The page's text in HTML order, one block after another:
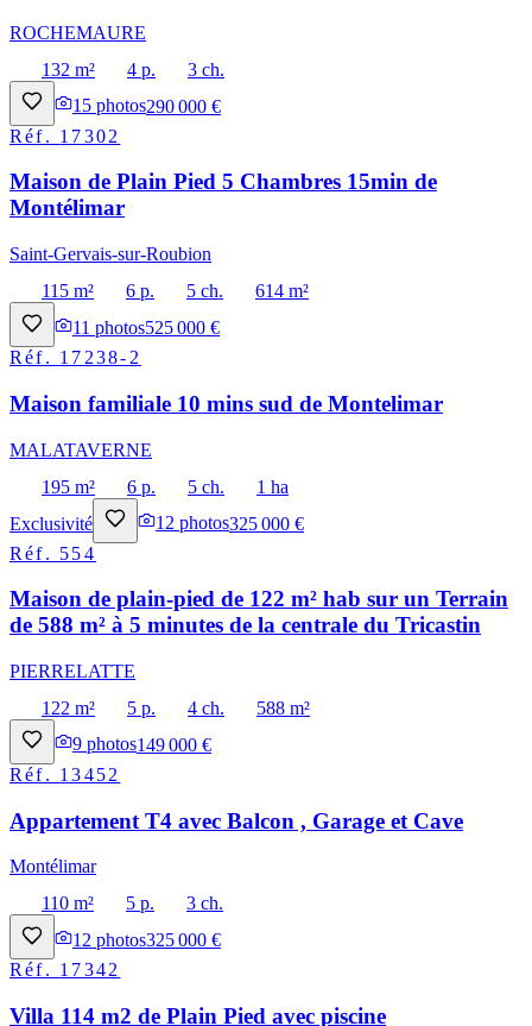
ROCHEMAURE
132 m²
4 p.
3 ch.
15 photos290 000 €
Réf. 17302
Maison de Plain Pied 5 Chambres 15min de
Montélimar
Saint-Gervais-sur-Roubion
115 m²
6 p. 5 ch.
614 m²
11 photos525 000 €
Réf. 17238-2
Maison familiale 10 mins sud de Montelimar
MALATAVERNE
195 m²
6 p. 5 ch.
1 ha
Exclusivité
12 photos325 000 €
Réf. 554
Maison de plain-pied de 122 m² hab sur un Terrain
de 588 m² à 5 minutes de la centrale du Tricastin
PIERRELATTE
122 m²
5 p. 4 ch.
588 m²
9 photos149 000 €
Réf. 13452
Appartement T4 avec Balcon , Garage et Cave
Montélimar
110 m²
5 p.
3 ch.
12 photos325 000 €
Réf. 17342
Villa 114 m2 de Plain Pied avec piscine